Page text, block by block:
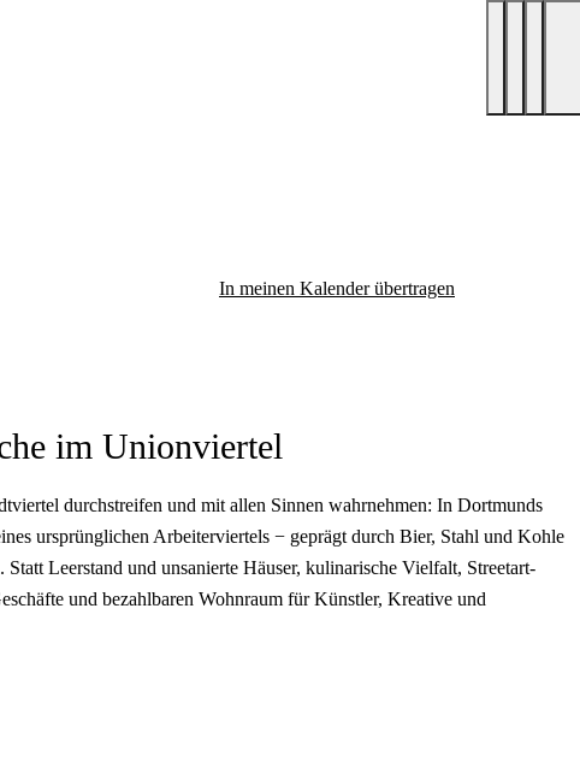
In meinen Kalender übertragen
im Unionviertel
durchstreifen und mit allen Sinnen wahrnehmen: In Dortmunds
ursprünglichen Arbeiterviertels − geprägt durch Bier, Stahl und Kohle
Leerstand und unsanierte Häuser, kulinarische Vielfalt, Streetart-
und bezahlbaren Wohnraum für Künstler, Kreative und